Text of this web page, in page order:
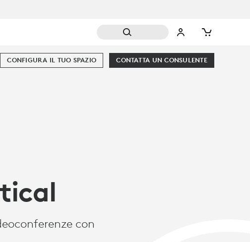
CONTATTA UN CONSULENTE
CONFIGURA IL TUO SPAZIO
con